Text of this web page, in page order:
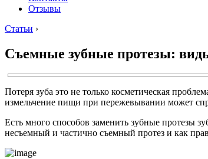
Отзывы
Статьи ›
Съемные зубные протезы:
Потеря зуба это не только косметическая
измельчение пищи при пережевывании может
Есть много способов заменить зубные протезы
несъемный и частично съемный протез и как